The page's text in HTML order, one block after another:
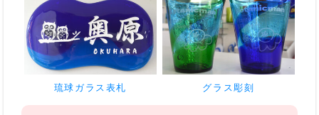
琉球ガラス表札 グラス彫刻